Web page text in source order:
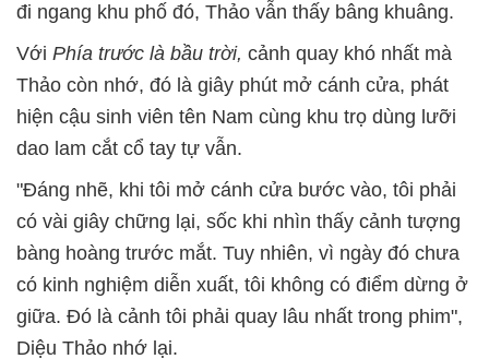
đi ngang khu phố đó, Thảo vẫn thấy bâng khuâng.
Với Phía trước là bầu trời, cảnh quay khó nhất mà
Thảo còn nhớ, đó là giây phút mở cánh cửa, phát
hiện cậu sinh viên tên Nam cùng khu trọ dùng lưỡi
dao lam cắt cổ tay tự vẫn.
"Đáng nhẽ, khi tôi mở cánh cửa bước vào, tôi phải
có vài giây chững lại, sốc khi nhìn thấy cảnh tượng
bàng hoàng trước mắt. Tuy nhiên, vì ngày đó chưa
có kinh nghiệm diễn xuất, tôi không có điểm dừng ở
giữa. Đó là cảnh tôi phải quay lâu nhất trong phim",
Diệu Thảo nhớ lại.